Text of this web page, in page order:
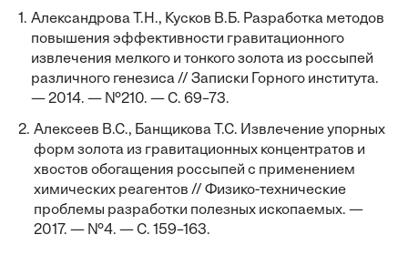
1. Александрова Т.Н., Кусков В.Б. Разработка методов
повышения эффективности гравитационного
извлечения мелкого и тонкого золота из россыпей
различного генезиса // Записки Горного института.
— 2014. — №210. — С. 69–73.
2. Алексеев В.С., Банщикова Т.С. Извлечение упорных
форм золота из гравитационных концентратов и
хвостов обогащения россыпей с применением
химических реагентов // Физико-технические
проблемы разработки полезных ископаемых. —
2017. — №4. — С. 159–163.